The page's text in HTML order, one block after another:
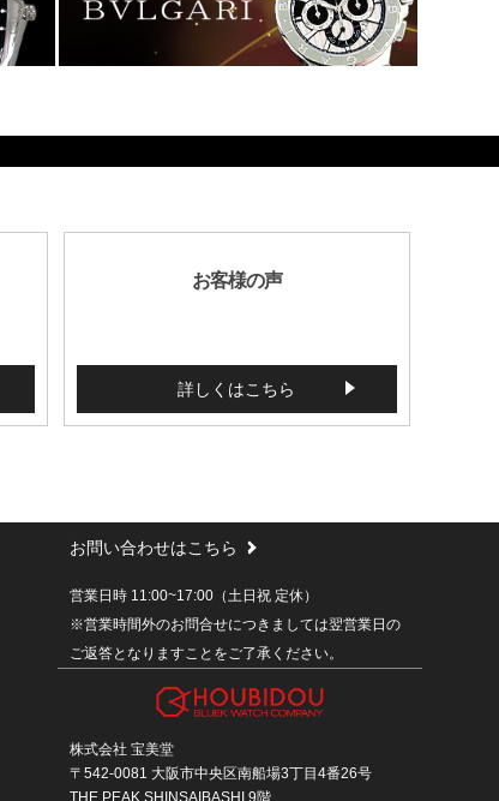
お客様の声
詳しくはこちら
お問い合わせはこちら
営業日時 11:00~17:00（土日祝 定休）
※営業時間外のお問合せにつきましては翌営業日の
ご返答となりますことをご了承ください。
株式会社 宝美堂
〒542-0081 大阪市中央区南船場3丁目4番26号
THE PEAK SHINSAIBASHI 9階